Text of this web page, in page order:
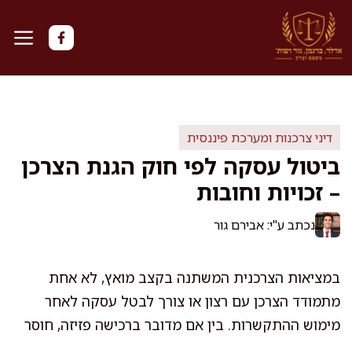
לדלג
לתוכן
דיני צרכנות ומערכת פיננסית
ביטול עסקה לפי חוק הגנת הצרכן
– זכויות וחובות
נכתב ע"י: אבירם גור
במציאות הצרכנית המשתנה בקצב מואץ, לא אחת
מתמודד הצרכן עם רצון או צורך לבטל עסקה לאחר
מימוש ההתקשרות. בין אם מדובר ברכישה פזיזה, חוסר